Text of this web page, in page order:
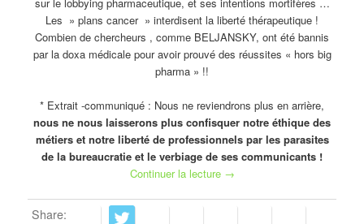
Les » plans cancer » interdisent la liberté thérapeutique !
Combien de chercheurs , comme BELJANSKY, ont été bannis
par la doxa médicale pour avoir prouvé des réussites « hors big
pharma » !!
* Extrait -communiqué : Nous ne reviendrons plus en arrière,
nous ne nous laisserons plus confisquer notre éthique des
métiers et notre liberté de professionnels par les parasites
de la bureaucratie et le verbiage de ses communicants !
Continuer la lecture →
Share: